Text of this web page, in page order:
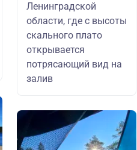
Ленинградской
области, где с высоты
скального плато
открывается
потрясающий вид на
залив